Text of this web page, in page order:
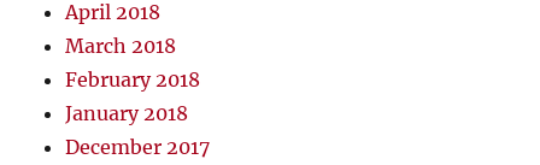
April 2018
March 2018
February 2018
January 2018
December 2017